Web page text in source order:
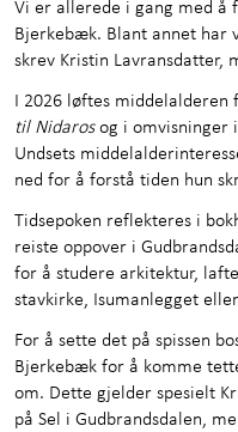
Vi er allerede i gang med å
Bjerkebæk. Blant annet har
skrev Kristin Lavransdatter,
I 2026 løftes
til Nidarosog i omvisninger
Undsets
ned for å forstå tiden hun
Tidsepoken reflekteres i
reiste oppover i
for å studere arkitektur,
stavkirke, Isumanlegget
For å sette det på spissen
Bjerkebæk for å komme
om. Dette gjelder spesielt
på Sel i Gudbrandsdalen,